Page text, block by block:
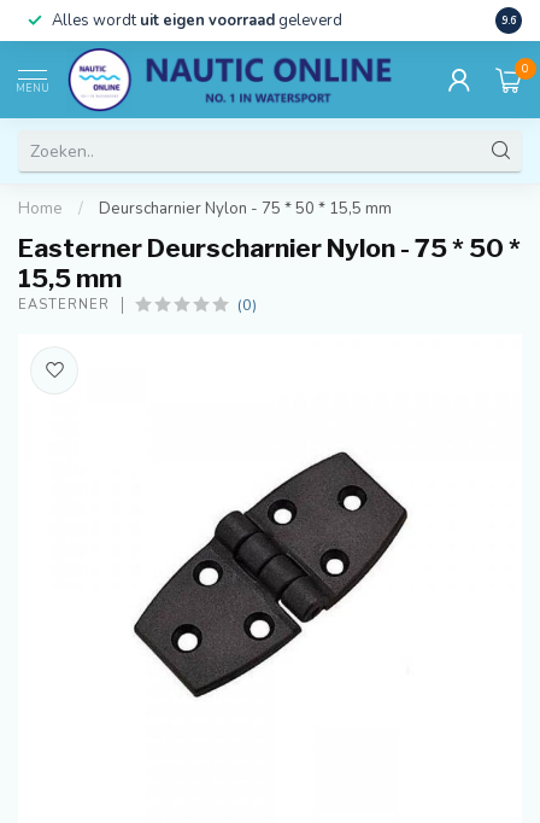
Alles wordtuit eigen voorraad geleverd 9.6
MENU
0
Home / Deurscharnier Nylon - 75 * 50 * 15,5 mm
Easterner Deurscharnier Nylon - 75 * 50 *
15,5 mm
EASTERNER (0)